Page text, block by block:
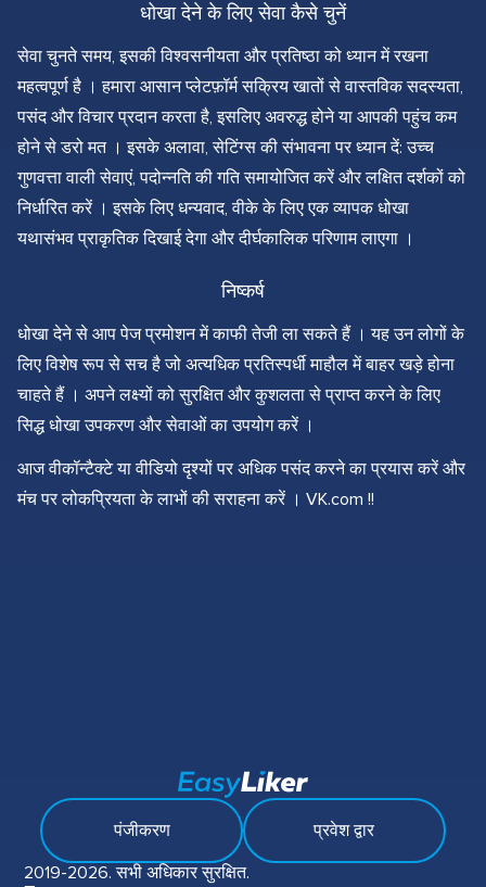
धोखा देने के लिए सेवा कैसे चुनें
सेवा चुनते समय, इसकी विश्वसनीयता और प्रतिष्ठा को ध्यान में रखना
महत्वपूर्ण है । हमारा आसान प्लेटफ़ॉर्म सक्रिय खातों से वास्तविक सदस्यता,
पसंद और विचार प्रदान करता है, इसलिए अवरुद्ध होने या आपकी पहुंच कम
होने से डरो मत । इसके अलावा, सेटिंग्स की संभावना पर ध्यान दें: उच्च
गुणवत्ता वाली सेवाएं, पदोन्नति की गति समायोजित करें और लक्षित दर्शकों को
निर्धारित करें । इसके लिए धन्यवाद, वीके के लिए एक व्यापक धोखा
यथासंभव प्राकृतिक दिखाई देगा और दीर्घकालिक परिणाम लाएगा ।
निष्कर्ष
धोखा देने से आप पेज प्रमोशन में काफी तेजी ला सकते हैं । यह उन लोगों के
लिए विशेष रूप से सच है जो अत्यधिक प्रतिस्पर्धी माहौल में बाहर खड़े होना
चाहते हैं । अपने लक्ष्यों को सुरक्षित और कुशलता से प्राप्त करने के लिए
सिद्ध धोखा उपकरण और सेवाओं का उपयोग करें ।
आज वीकॉन्टैक्टे या वीडियो दृश्यों पर अधिक पसंद करने का प्रयास करें और
मंच पर लोकप्रियता के लाभों की सराहना करें । VK.com !!
पंजीकरण
प्रवेश द्वार
2019-2026. सभी अधिकार सुरक्षित.